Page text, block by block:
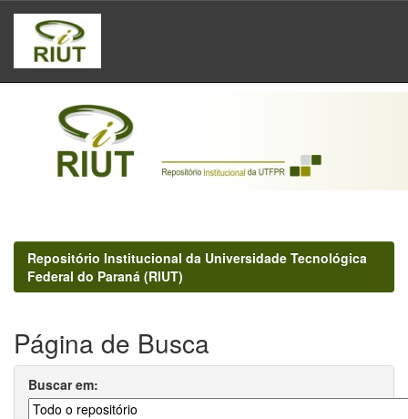
Skip
navigation
Repositório Institucional da Universidade Tecnológica
Federal do Paraná (RIUT)
Página de Busca
Buscar em: